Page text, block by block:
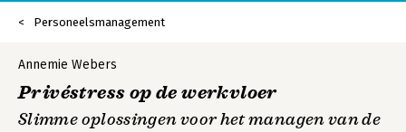
Personeelsmanagement
Annemie Webers
Privéstress op de werkvloer
Slimme oplossingen voor het managen van de